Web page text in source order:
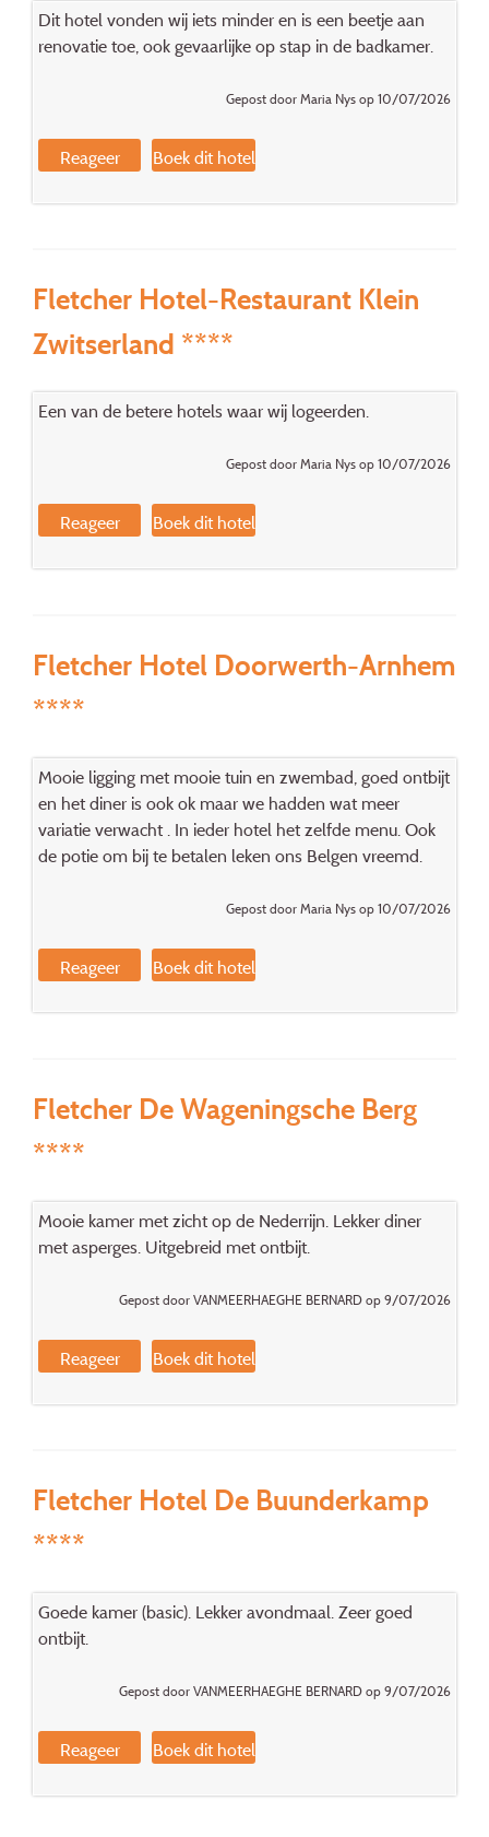
Dit hotel vonden wij iets minder en is een beetje aan
renovatie toe, ook gevaarlijke op stap in de badkamer.
Gepost door Maria Nys op 10/07/2026
Reageer Boek dit hotel
Fletcher Hotel-Restaurant Klein
Zwitserland ****
Een van de betere hotels waar wij logeerden.
Gepost door Maria Nys op 10/07/2026
Reageer Boek dit hotel
Fletcher Hotel Doorwerth-Arnhem
****
Mooie ligging met mooie tuin en zwembad, goed ontbijt
en het diner is ook ok maar we hadden wat meer
variatie verwacht . In ieder hotel het zelfde menu. Ook
de potie om bij te betalen leken ons Belgen vreemd.
Gepost door Maria Nys op 10/07/2026
Reageer Boek dit hotel
Fletcher De Wageningsche Berg
****
Mooie kamer met zicht op de Nederrijn. Lekker diner
met asperges. Uitgebreid met ontbijt.
Gepost door VANMEERHAEGHE BERNARD op 9/07/2026
Reageer Boek dit hotel
Fletcher Hotel De Buunderkamp
****
Goede kamer (basic). Lekker avondmaal. Zeer goed
ontbijt.
Gepost door VANMEERHAEGHE BERNARD op 9/07/2026
Reageer Boek dit hotel